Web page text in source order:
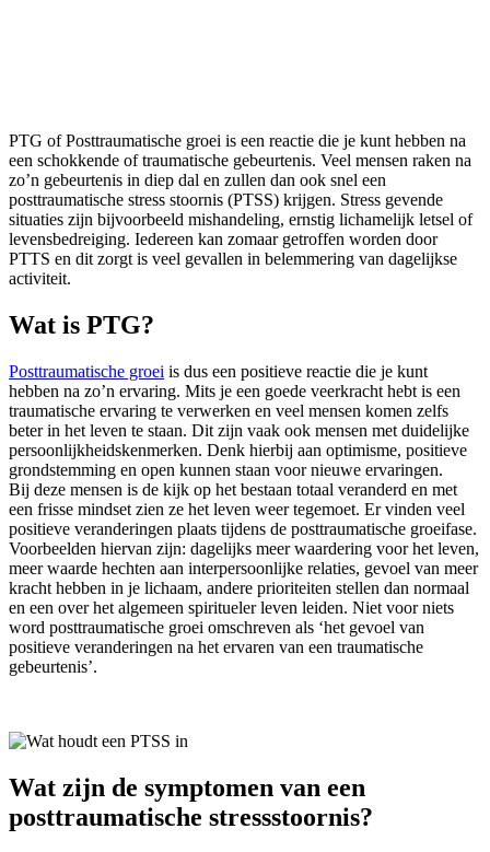
PTG of Posttraumatische groei is een reactie die je kunt hebben na
een schokkende of traumatische gebeurtenis. Veel mensen raken na
zo’n gebeurtenis in diep dal en zullen dan ook snel een
posttraumatische stress stoornis (PTSS) krijgen. Stress gevende
situaties zijn bijvoorbeeld mishandeling, ernstig lichamelijk letsel of
levensbedreiging. Iedereen kan zomaar getroffen worden door
PTTS en dit zorgt is veel gevallen in belemmering van dagelijkse
activiteit.
Wat is PTG?
Posttraumatische groei is dus een positieve reactie die je kunt
hebben na zo’n ervaring. Mits je een goede veerkracht hebt is een
traumatische ervaring te verwerken en veel mensen komen zelfs
beter in het leven te staan. Dit zijn vaak ook mensen met duidelijke
persoonlijkheidskenmerken. Denk hierbij aan optimisme, positieve
grondstemming en open kunnen staan voor nieuwe ervaringen.
Bij deze mensen is de kijk op het bestaan totaal veranderd en met
een frisse mindset zien ze het leven weer tegemoet. Er vinden veel
positieve veranderingen plaats tijdens de posttraumatische groeifase.
Voorbeelden hiervan zijn: dagelijks meer waardering voor het leven,
meer waarde hechten aan interpersoonlijke relaties, gevoel van meer
kracht hebben in je lichaam, andere prioriteiten stellen dan normaal
en een over het algemeen spiritueler leven leiden. Niet voor niets
word posttraumatische groei omschreven als ‘het gevoel van
positieve veranderingen na het ervaren van een traumatische
gebeurtenis’.
Wat zijn de symptomen van een
posttraumatische stressstoornis?